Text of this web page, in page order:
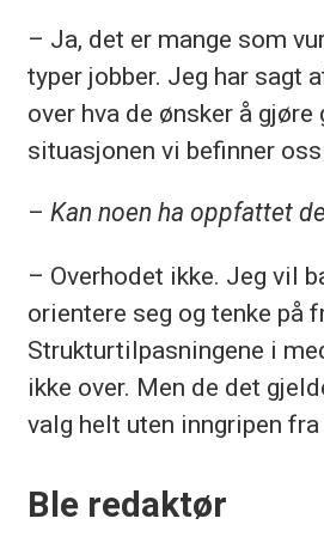
– Ja, det er mange som
typer jobber. Jeg har sagt
over hva de ønsker å gjøre
situasjonen vi befinner
– Kan noen ha oppfattet
– Overhodet ikke. Jeg vil
orientere seg og tenke på
Strukturtilpasningene i
ikke over. Men de det
valg helt uten inngripen
Ble redaktør